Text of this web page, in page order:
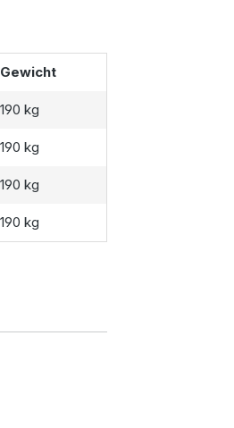
Gewicht
190 kg
190 kg
190 kg
190 kg